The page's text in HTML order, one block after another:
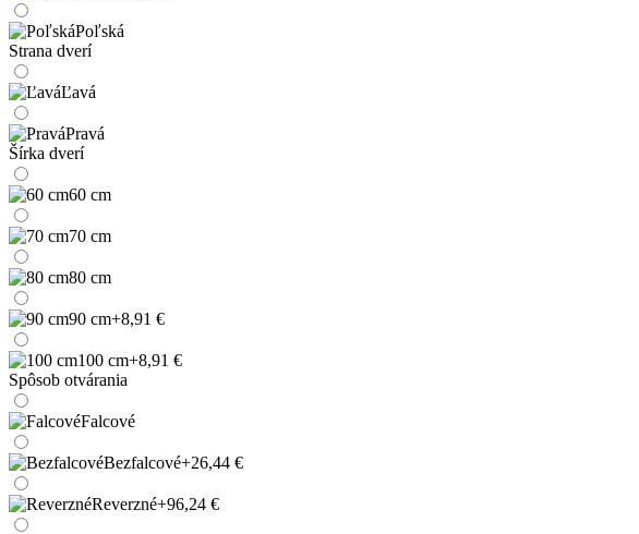
Poľská
Strana dverí
Ľavá
Pravá
Šírka dverí
60 cm
70 cm
80 cm
90 cm+8,91 €
100 cm+8,91 €
Spôsob otvárania
Falcové
Bezfalcové+26,44 €
Reverzné+96,24 €